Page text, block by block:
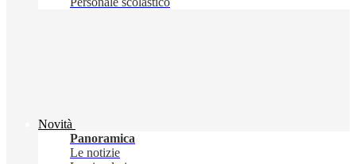
Novità
Panoramica
Le notizie